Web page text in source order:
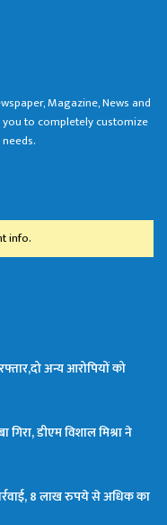
Magazine, News and
to completely customize
info.
अन्य आरोपियों को
गिरा, डीएम विशाल मिश्रा ने
8 लाख रुपये से अधिक का